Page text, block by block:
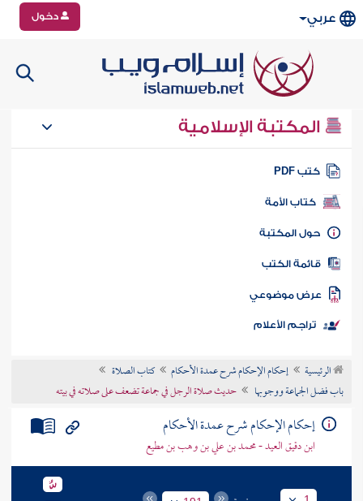
عربي دخول
المكتبة الإسلامية
كتب PDF
كتاب الأمة
المكتبة
الكتب
موضوعي
تراجم الأعلام
الرئيسية إحكام الإحكام شرح عمدة الأحكام
كتاب الصلاة
باب فضل الجماعة ووجوبها
حديث صلاة الرجل في جماعة تضعف على صلاته في بيته
إحكام الإحكام شرح عمدة الأحكام
ابن دقيق العيد - محمد بن علي بن وهب بن مطيع